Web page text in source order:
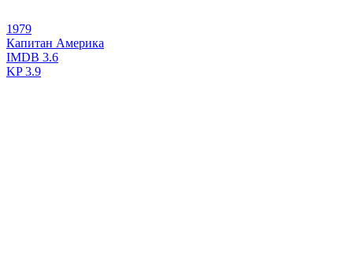
1979
Капитан Америка
IMDB 3.6
KP3.9